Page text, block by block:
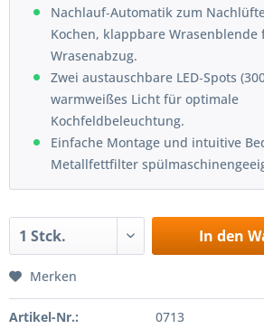
Nachlauf‑Automatik zum
Kochen, klappbare Wrasenblende
Wrasenabzug.
Zwei austauschbare LED‑Spots
warmweißes Licht für optimale
Kochfeldbeleuchtung.
Einfache Montage und intuitive
Metallfettfilter
In den
Merken
Artikel-Nr.:
0713